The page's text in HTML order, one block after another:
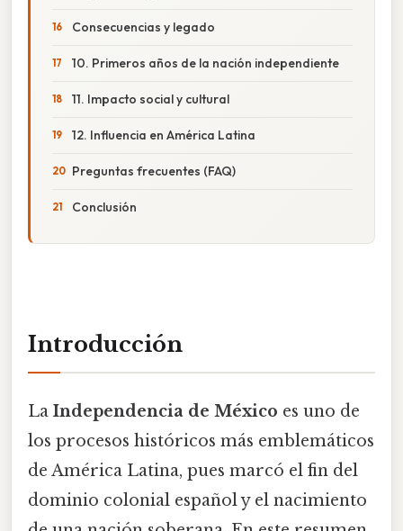
Consecuencias y legado
10. Primeros años de la nación independiente
11. Impacto social y cultural
12. Influencia en América Latina
Preguntas frecuentes (FAQ)
Conclusión
Introducción
La Independencia de México es uno de
los procesos históricos más emblemáticos
de América Latina, pues marcó el fin del
dominio colonial español y el nacimiento